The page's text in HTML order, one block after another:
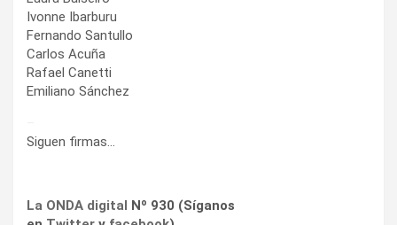
Ivonne Ibarburu
Fernando Santullo
Carlos Acuña
Rafael Canetti
Emiliano Sánchez
Siguen firmas…
La ONDA digital Nº 930 (Síganos